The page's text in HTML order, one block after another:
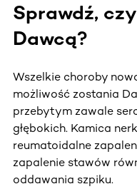
Sprawdź,
Dawcą?
Wszelkie choroby
możliwość zostania
przebytym zawale
głębokich. Kamica
reumatoidalne
zapalenie stawów
oddawania szpiku.